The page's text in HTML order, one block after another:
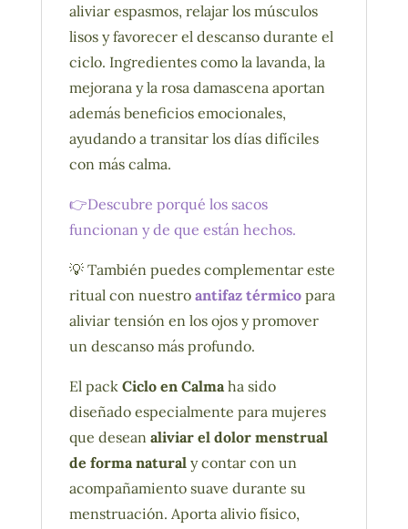
aliviar espasmos, relajar los músculos
lisos y favorecer el descanso durante el
ciclo. Ingredientes como la lavanda, la
mejorana y la rosa damascena aportan
además beneficios emocionales,
ayudando a transitar los días difíciles
con más calma.
👉Descubre porqué los sacos
funcionan y de que están hechos.
💡 También puedes complementar este
ritual con nuestro antifaz térmicopara
aliviar tensión en los ojos y promover
un descanso más profundo.
El pack Ciclo en Calmaha sido
diseñado especialmente para mujeres
que desean aliviar el dolor menstrual
de forma naturaly contar con un
acompañamiento suave durante su
menstruación. Aporta alivio físico,